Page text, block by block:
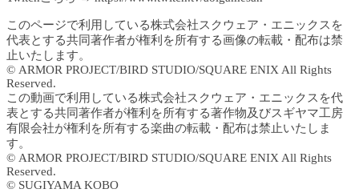
このページで利用している株式会社スクウェア・エニックスを
代表とする共同著作者が権利を所有する画像の転載・配布は禁
止いたします。
© ARMOR PROJECT/BIRD STUDIO/SQUARE ENIX All Rights
Reserved.
この動画で利用している株式会社スクウェア・エニックスを代
表とする共同著作者が権利を所有する著作物及びスギヤマ工房
有限会社が権利を所有する楽曲の転載・配布は禁止いたしま
す。
© ARMOR PROJECT/BIRD STUDIO/SQUARE ENIX All Rights
Reserved.
© SUGIYAMA KOBO